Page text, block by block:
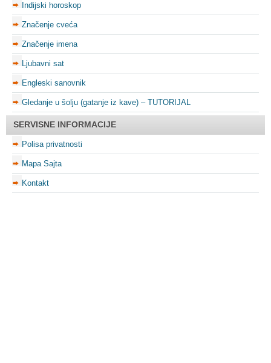
Indijski horoskop
Značenje cveća
Značenje imena
Ljubavni sat
Engleski sanovnik
Gledanje u šolju (gatanje iz kave) – TUTORIJAL
SERVISNE INFORMACIJE
Polisa privatnosti
Mapa Sajta
Kontakt